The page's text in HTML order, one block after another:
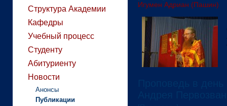
Структура Академии
Кафедры
Учебный процесс
Студенту
Абитуриенту
Новости
Анонсы
Публикации
Игумен Адриан (Пашин)